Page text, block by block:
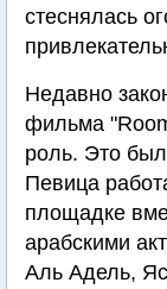
стеснялась
Недавно
фильма
роль. Это
Певица
площадке
арабскими
Аль Адель,